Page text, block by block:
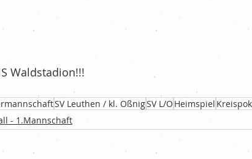
Waldstadion!!!
SV Leuthen / kl. OßnigSV L/O Heimspiel
- 1.Mannschaft